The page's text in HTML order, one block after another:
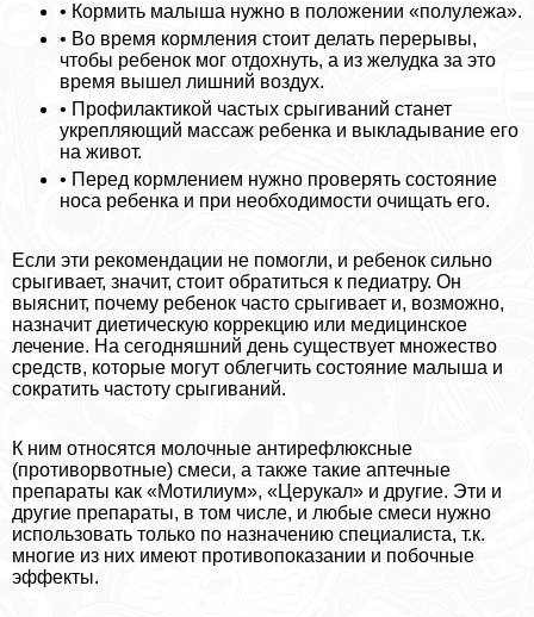
• Кормить малыша нужно в положении «полулежа».
• Во время кормления стоит делать перерывы,
чтобы ребенок мог отдохнуть, а из желудка за это
время вышел лишний воздух.
• Профилактикой частых срыгиваний станет
укрепляющий массаж ребенка и выкладывание его
на живот.
• Перед кормлением нужно проверять состояние
носа ребенка и при необходимости очищать его.
Если эти рекомендации не помогли, и ребенок сильно
срыгивает, значит, стоит обратиться к педиатру. Он
выяснит, почему ребенок часто срыгивает и, возможно,
назначит диетическую коррекцию или медицинское
лечение. На сегодняшний день существует множество
средств, которые могут облегчить состояние малыша и
сократить частоту срыгиваний.
К ним относятся молочные антирефлюксные
(противорвотные) смеси, а также такие аптечные
препараты как «Мотилиум», «Церукал» и другие. Эти и
другие препараты, в том числе, и любые смеси нужно
использовать только по назначению специалиста, т.к.
многие из них имеют противопоказании и побочные
эффекты.